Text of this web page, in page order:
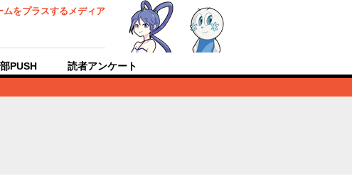
ムをプラスするメディア
PUSH 読者アンケート